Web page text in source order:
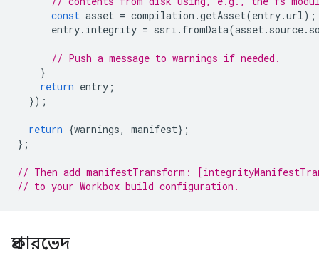
const asset = compilation .getAsset(entry.url);
entry. integrity = ssri . fromData(asset. source.
// Push a message to warnings if needed.
}
return entry ;
});
return {warnings, manifest};
};
// Then add manifestTransform:
// to your Workbox build configuration.
প্রকারভেদ